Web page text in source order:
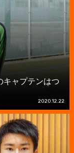
ャプテンはつ
2020.12.22